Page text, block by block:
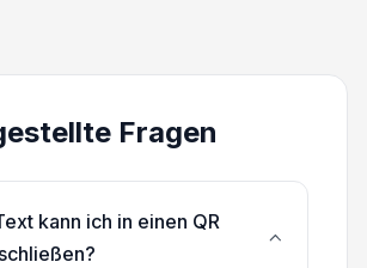
Fragen
kann ich in einen QR